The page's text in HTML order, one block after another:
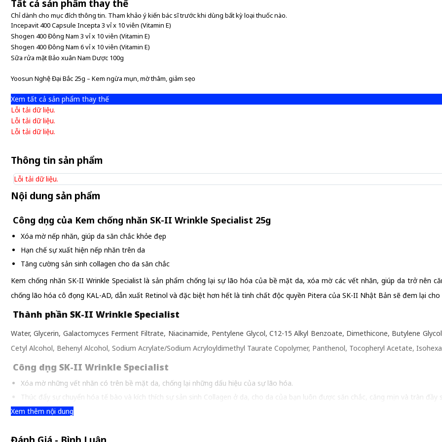
Tất cả sản phẩm thay thế
Chỉ dành cho mục đích thông tin. Tham khảo ý kiến bác sĩ trước khi dùng bất kỳ loại thuốc nào.
Incepavit 400 Capsule Incepta 3 vỉ x 10 viên (Vitamin E)
Shogen 400 Đông Nam 3 vỉ x 10 viên (Vitamin E)
Shogen 400 Đông Nam 6 vỉ x 10 viên (Vitamin E)
Sữa rửa mặt Bảo xuân Nam Dược 100g
Yoosun Nghệ Đại Bắc 25g – Kem ngừa mụn, mờ thâm, giảm sẹo
Xem tất cả sản phẩm thay thế
Lỗi tải dữ liệu.
Lỗi tải dữ liệu.
Lỗi tải dữ liệu.
Thông tin sản phẩm
Lỗi tải dữ liệu.
Nội dung sản phẩm
Công dụng của Kem chống nhăn SK-II Wrinkle Specialist 25g
Xóa mờ nếp nhăn, giúp da săn chắc khỏe đẹp
Hạn chế sự xuất hiện nếp nhăn trên da
Tăng cường sản sinh collagen cho da săn chắc
Kem chống nhăn SK-II Wrinkle Specialist là sản phẩm chống lại sự lão hóa của bề mặt da, xóa mờ các vết nhăn, giúp da trở nên
chống lão hóa cô đọng KAL-AD, dẫn xuất Retinol và đặc biệt hơn hết là tinh chất độc quyền Pitera của SK-II Nhật Bản sẽ đem lại
Thành phần SK-II Wrinkle Specialist
Water, Glycerin, Galactomyces Ferment Filtrate, Niacinamide, Pentylene Glycol, C12-15 Alkyl Benzoate, Dimethicone, Butylene
Cetyl Alcohol, Behenyl Alcohol, Sodium Acrylate/Sodium Acryloyldimethyl Taurate Copolymer, Panthenol, Tocopheryl Acetate,
Công dụng SK-II Wrinkle Specialist
Xóa mờ những vết nhăn có trên bề mặt da, chống lại những dấu hiệu của sự lão hóa.
Thúc đẩy sự chuyển hóa tế bào và kích thích sự sản sinh Collagen ở da, cho da của bạn luôn được săn chắc, căng mịn và tràn đầy
Bảo vệ da của các tác nhân gây hại, ngăn ngừa sự hình thành mụn trên bề mặt da.
Xem thêm nội dung